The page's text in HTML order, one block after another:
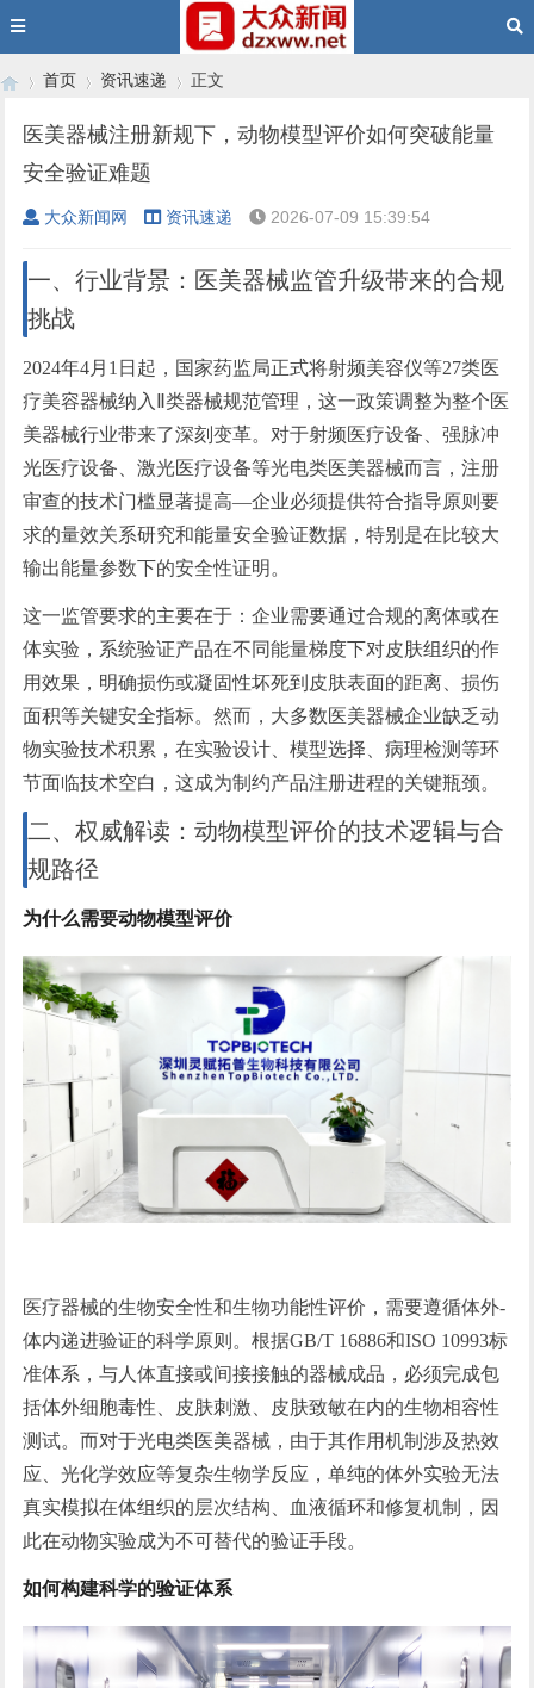
›
首页
›
资讯速递 正文
医美器械注册新规下，动物模型评价如何突破能量
安全验证难题
大众新闻网 资讯速递 2026-07-09 15:39:54
一、行业背景：医美器械监管升级带来的合规
挑战
2024年4月1日起，国家药监局正式将射频美容仪等27类医
疗美容器械纳入Ⅱ类器械规范管理，这一政策调整为整个医
美器械行业带来了深刻变革。对于射频医疗设备、强脉冲
光医疗设备、激光医疗设备等光电类医美器械而言，注册
审查的技术门槛显著提高—企业必须提供符合指导原则要
求的量效关系研究和能量安全验证数据，特别是在比较大
输出能量参数下的安全性证明。
这一监管要求的主要在于：企业需要通过合规的离体或在
体实验，系统验证产品在不同能量梯度下对皮肤组织的作
用效果，明确损伤或凝固性坏死到皮肤表面的距离、损伤
面积等关键安全指标。然而，大多数医美器械企业缺乏动
物实验技术积累，在实验设计、模型选择、病理检测等环
节面临技术空白，这成为制约产品注册进程的关键瓶颈。
二、权威解读：动物模型评价的技术逻辑与合
规路径
为什么需要动物模型评价
医疗器械的生物安全性和生物功能性评价，需要遵循体外-
体内递进验证的科学原则。根据GB/T 16886和ISO 10993标
准体系，与人体直接或间接接触的器械成品，必须完成包
括体外细胞毒性、皮肤刺激、皮肤致敏在内的生物相容性
测试。而对于光电类医美器械，由于其作用机制涉及热效
应、光化学效应等复杂生物学反应，单纯的体外实验无法
真实模拟在体组织的层次结构、血液循环和修复机制，因
此在动物实验成为不可替代的验证手段。
如何构建科学的验证体系